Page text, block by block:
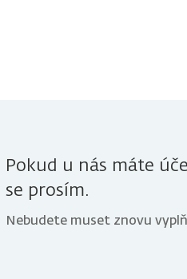
Pokud u nás máte
se prosím.
Nebudete muset znovu